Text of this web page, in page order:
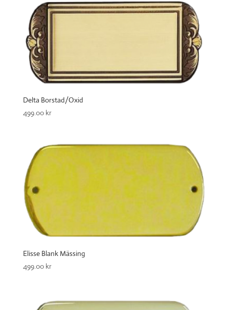
Delta Borstad/Oxid
499.00 kr
Elisse Blank Mässing
499.00 kr